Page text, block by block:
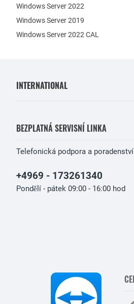
Windows Server 2022
Windows Server 2019
Windows Server 2022 CAL
INTERNATIONAL
BEZPLATNÁ SERVISNÍ LINKA
Telefonická podpora a
+4969 - 173261340
Pondělí - pátek 09:00 - 16:00 hod